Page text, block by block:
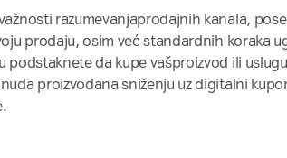
razumevanjaprodajnih kanala,
prodaju, osim već standardnih koraka
da kupe vašproizvod ili
proizvodana sniženju uz digitalni